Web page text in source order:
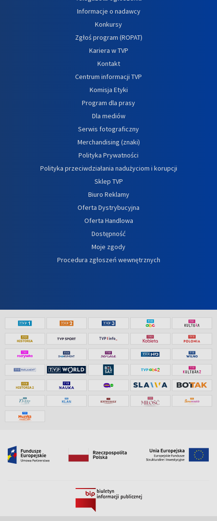
Informacje o nadawcy
Konkursy
Zgłoś program (ROPAT)
Kariera w TVP
Kontakt
Centrum informacji TVP
Komisja Etyki
Program dla prasy
Dla mediów
Serwis fotograficzny
Merchandising (znaki)
Polityka Prywatności
Polityka przeciwdziałania nadużyciom i korupcji
Sklep TVP
Biuro Reklamy
Oferta Dystrybucyjna
Oferta Handlowa
Dostępność
Moje zgody
Procedura zgłoszeń wewnętrznych